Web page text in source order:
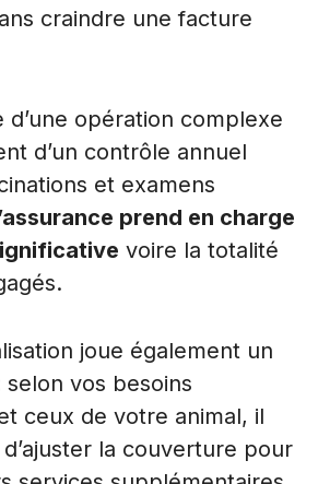
craindre une facture
d’une opération complexe
d’un contrôle annuel
et examens
prend en charge
voire la totalité
joue également un
vos besoins
ceux de votre animal, il
la couverture pour